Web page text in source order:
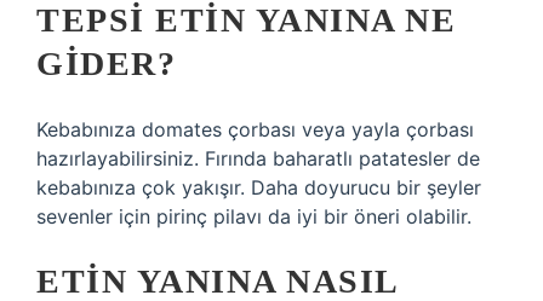
TEPSI ETIN YANINA NE
GIDER?
Kebabınıza domates çorbası veya yayla çorbası
hazırlayabilirsiniz. Fırında baharatlı patatesler de
kebabınıza çok yakışır. Daha doyurucu bir şeyler
sevenler için pirinç pilavı da iyi bir öneri olabilir.
ETIN YANINA NASIL